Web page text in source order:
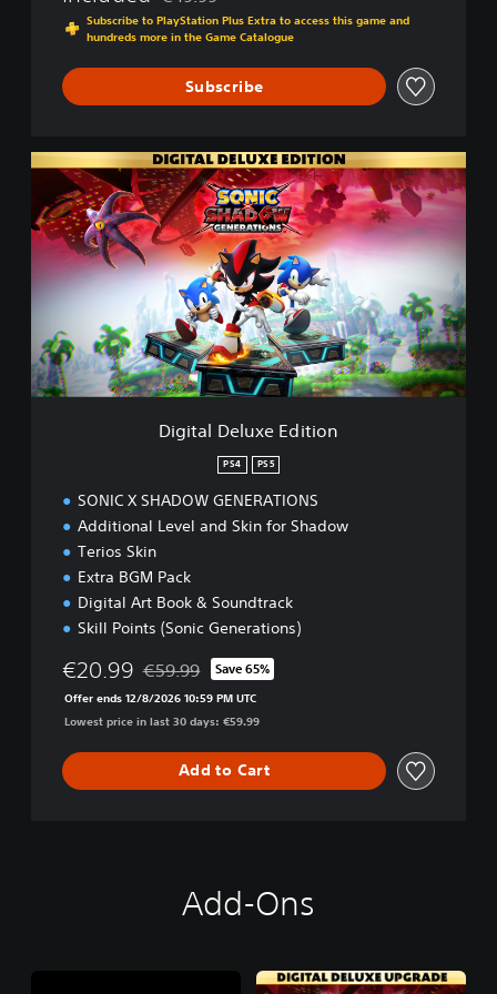
Discounted from original price of €49.99
Subscribe to PlayStation Plus Extra to access this game and
hundreds more in the Game Catalogue
Subscribe
i
t
u
x
Digital Deluxe Edition
PS4 PS5
SONIC X SHADOW GENERATIONS
Additional Level and Skin for Shadow
Terios Skin
Extra BGM Pack
Digital Art Book & Soundtrack
Skill Points (Sonic Generations)
€20.99 Discounted from original price of €59.99
€59.99 Save 65%
Offer ends 12/8/2026 10:59 PM UTC
Lowest price in last 30 days: €59.99
Add to Cart
Add-Ons